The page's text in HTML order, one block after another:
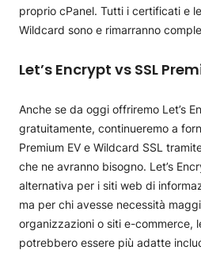
proprio cPanel. Tutti i certificati e
Wildcard sono e rimarranno
Let’s Encrypt vs SSL
Anche se da oggi offriremo Let’s
gratuitamente, continueremo a
Premium EV e Wildcard SSL
che ne avranno bisogno. Let’s
alternativa per i siti web di
ma per chi avesse necessità
organizzazioni o siti e-commerce,
potrebbero essere più adatte